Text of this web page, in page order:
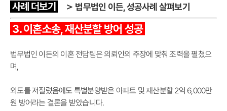
사례 더보기 ＞ 법무법인 이든, 성공사례 살펴보기
3. 이혼소송, 재산분할 방어 성공
법무법인 이든의 이혼 전담팀은 의뢰인의 주장에 맞춰 조력을 펼쳤으
며,
외도를 저질렀음에도 특별분양받은 아파트 및 재산분할 2억 6,000만
원 방어라는 결론을 받았습니다.